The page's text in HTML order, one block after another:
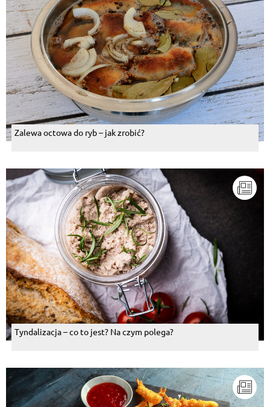
Zalewa octowa do ryb – jak zrobić?
Tyndalizacja – co to jest? Na czym polega?